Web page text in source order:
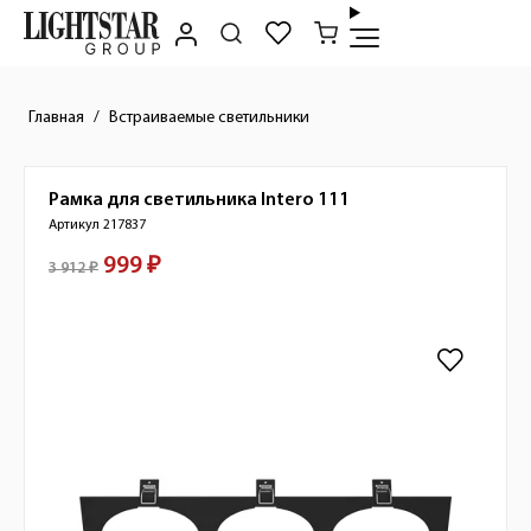
Главная Встраиваемые светильники
Краткое описание товара
Рамка для светильника Intero 111
Артикул 217837
Стоимость товара
3 912 ₽ 999 ₽